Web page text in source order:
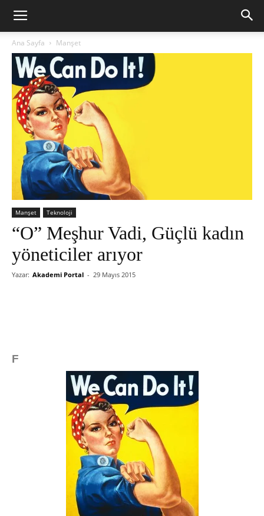
Ana Sayfa Manşet
Manşet Teknoloji
“O” Meşhur Vadi, Güçlü kadın
yöneticiler arıyor
Yazar: Akademi Portal - 29 Mayıs 2015
F